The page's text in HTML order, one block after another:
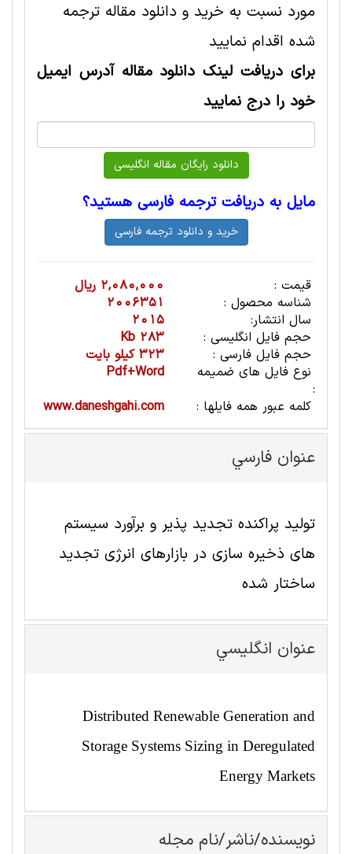
مورد نسبت به خرید و دانلود مقاله ترجمه
شده اقدام نمایید
برای دریافت لینک دانلود مقاله آدرس ایمیل
خود را درج نمایید
مایل به دریافت ترجمه فارسی هستید؟
قیمت :
2,080,000 ریال
شناسه محصول :
2006351
سال انتشار:
2015
حجم فایل انگلیسی :
283 Kb
حجم فایل فارسی :
323 کیلو بایت
نوع فایل های ضمیمه
:
Pdf+Word
کلمه عبور همه فایلها :
www.daneshgahi.com
عنوان فارسي
تولید پراکنده تجدید پذیر و برآورد سیستم
های ذخیره سازی در بازارهای انرژی تجدید
ساختار شده
عنوان انگليسي
Distributed Renewable Generation and
Storage Systems Sizing in Deregulated
Energy Markets
نویسنده/ناشر/نام مجله